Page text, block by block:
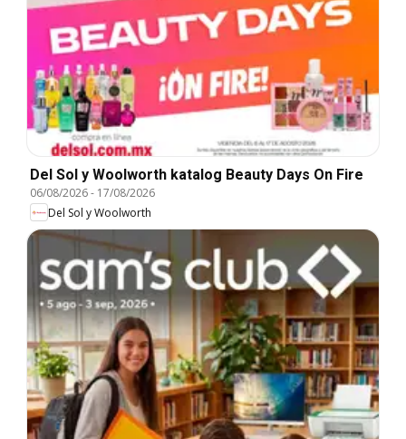
Del Sol y Woolworth katalog Beauty Days On Fire
06/08/2026- 17/08/2026
Del Sol y Woolworth